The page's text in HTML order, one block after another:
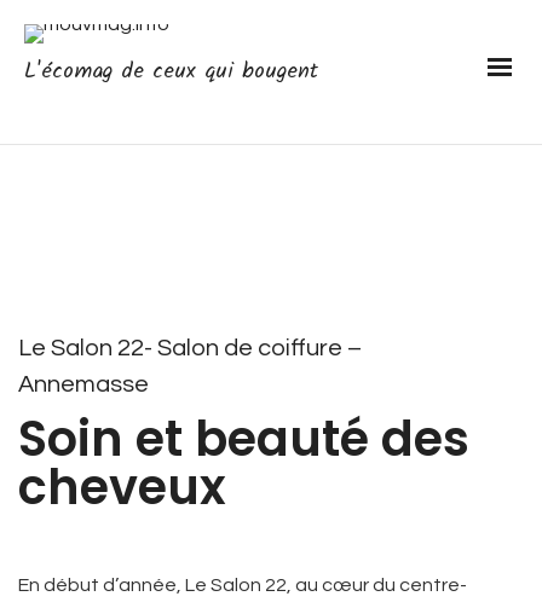
L'écomag de ceux qui bougent
Le Salon 22- Salon de coiffure –
Annemasse
Soin et beauté des
cheveux
En début d’année, Le Salon 22, au cœur du centre-